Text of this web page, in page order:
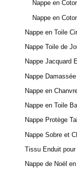
Nappe en
Nappe en
Nappe en Toile
Nappe Toile de
Nappe Jacquard
Nappe
Nappe en
Nappe en Toile
Nappe Protège
Nappe Sobre et
Tissu Enduit pour
Nappe de Noël